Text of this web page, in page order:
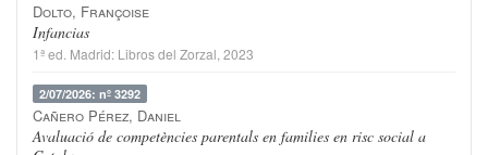
Dolto, Françoise
Infancias
1ª ed. Madrid: Libros del Zorzal , 2023
2/07/2026: nº 3292
Cañero Pérez, Daniel
Avaluació de competències parentals en families en risc social a